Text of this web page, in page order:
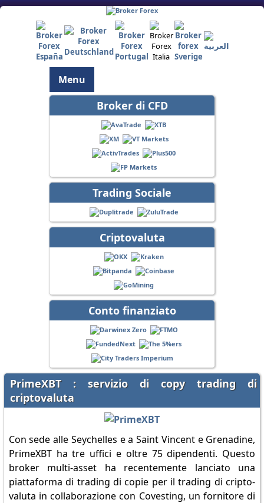
Menu
Broker di CFD
Trading Sociale
Criptovaluta
Conto finanziato
PrimeXBT : servizio di copy trading di
criptovaluta
Con sede alle Seychelles e a Saint Vincent e Grenadine,
PrimeXBT ha tre uffici e oltre 75 dipendenti. Questo
broker multi-asset ha recentemente lanciato una
piattaforma di trading di copie per il trading di cripto-
valuta in collaborazione con Covesting, un fornitore di